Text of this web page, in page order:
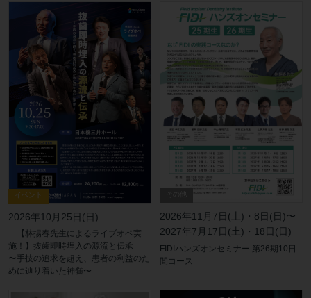
イベント
2026年10月25日(日)
【林揚春先生によるライブオペ実
施！】抜歯即時埋入の源流と伝承
〜手技の追求を超え、患者の利益のた
めに辿り着いた神髄〜
2026年11月7日(土)・8日(日)〜
2027年7月17日(土)・18日(日)
FIDIハンズオンセミナー 第26期10日
間コース